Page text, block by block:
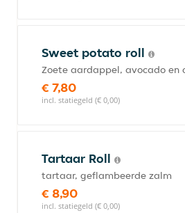
Sweet potato roll
Zoete aardappel, avocado en
€ 7,80
incl. statiegeld (€ 0,00)
Tartaar Roll
tartaar, geflambeerde zalm
€ 8,90
incl. statiegeld (€ 0,00)